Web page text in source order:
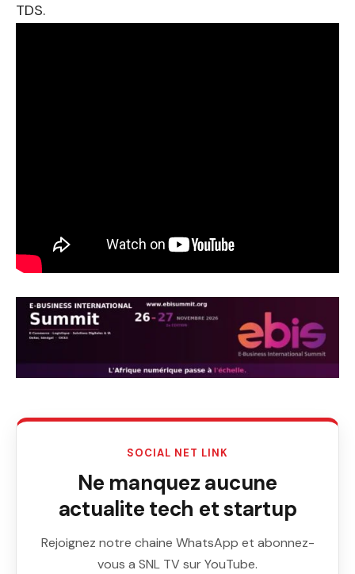
TDS.
SOCIAL NET LINK
Ne manquez aucune
actualite tech et startup
Rejoignez notre chaine WhatsApp et abonnez-
vous a SNL TV sur YouTube.